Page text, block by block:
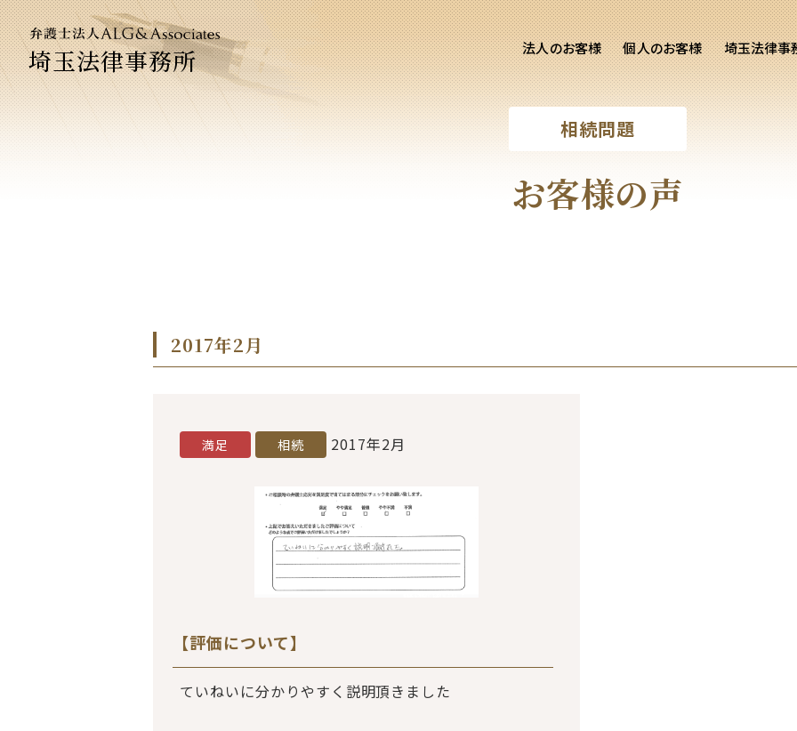
埼玉法律事務所 法人のお客様
法人のお客様ご相談
労務専用サイト
個人のお客様
個人のお客様ご相談
埼玉法律事
相続問題
お客様の声
2017年2月
満足 相続 2017年2月
【評価について】
ていねいに分かりやすく説明頂きました